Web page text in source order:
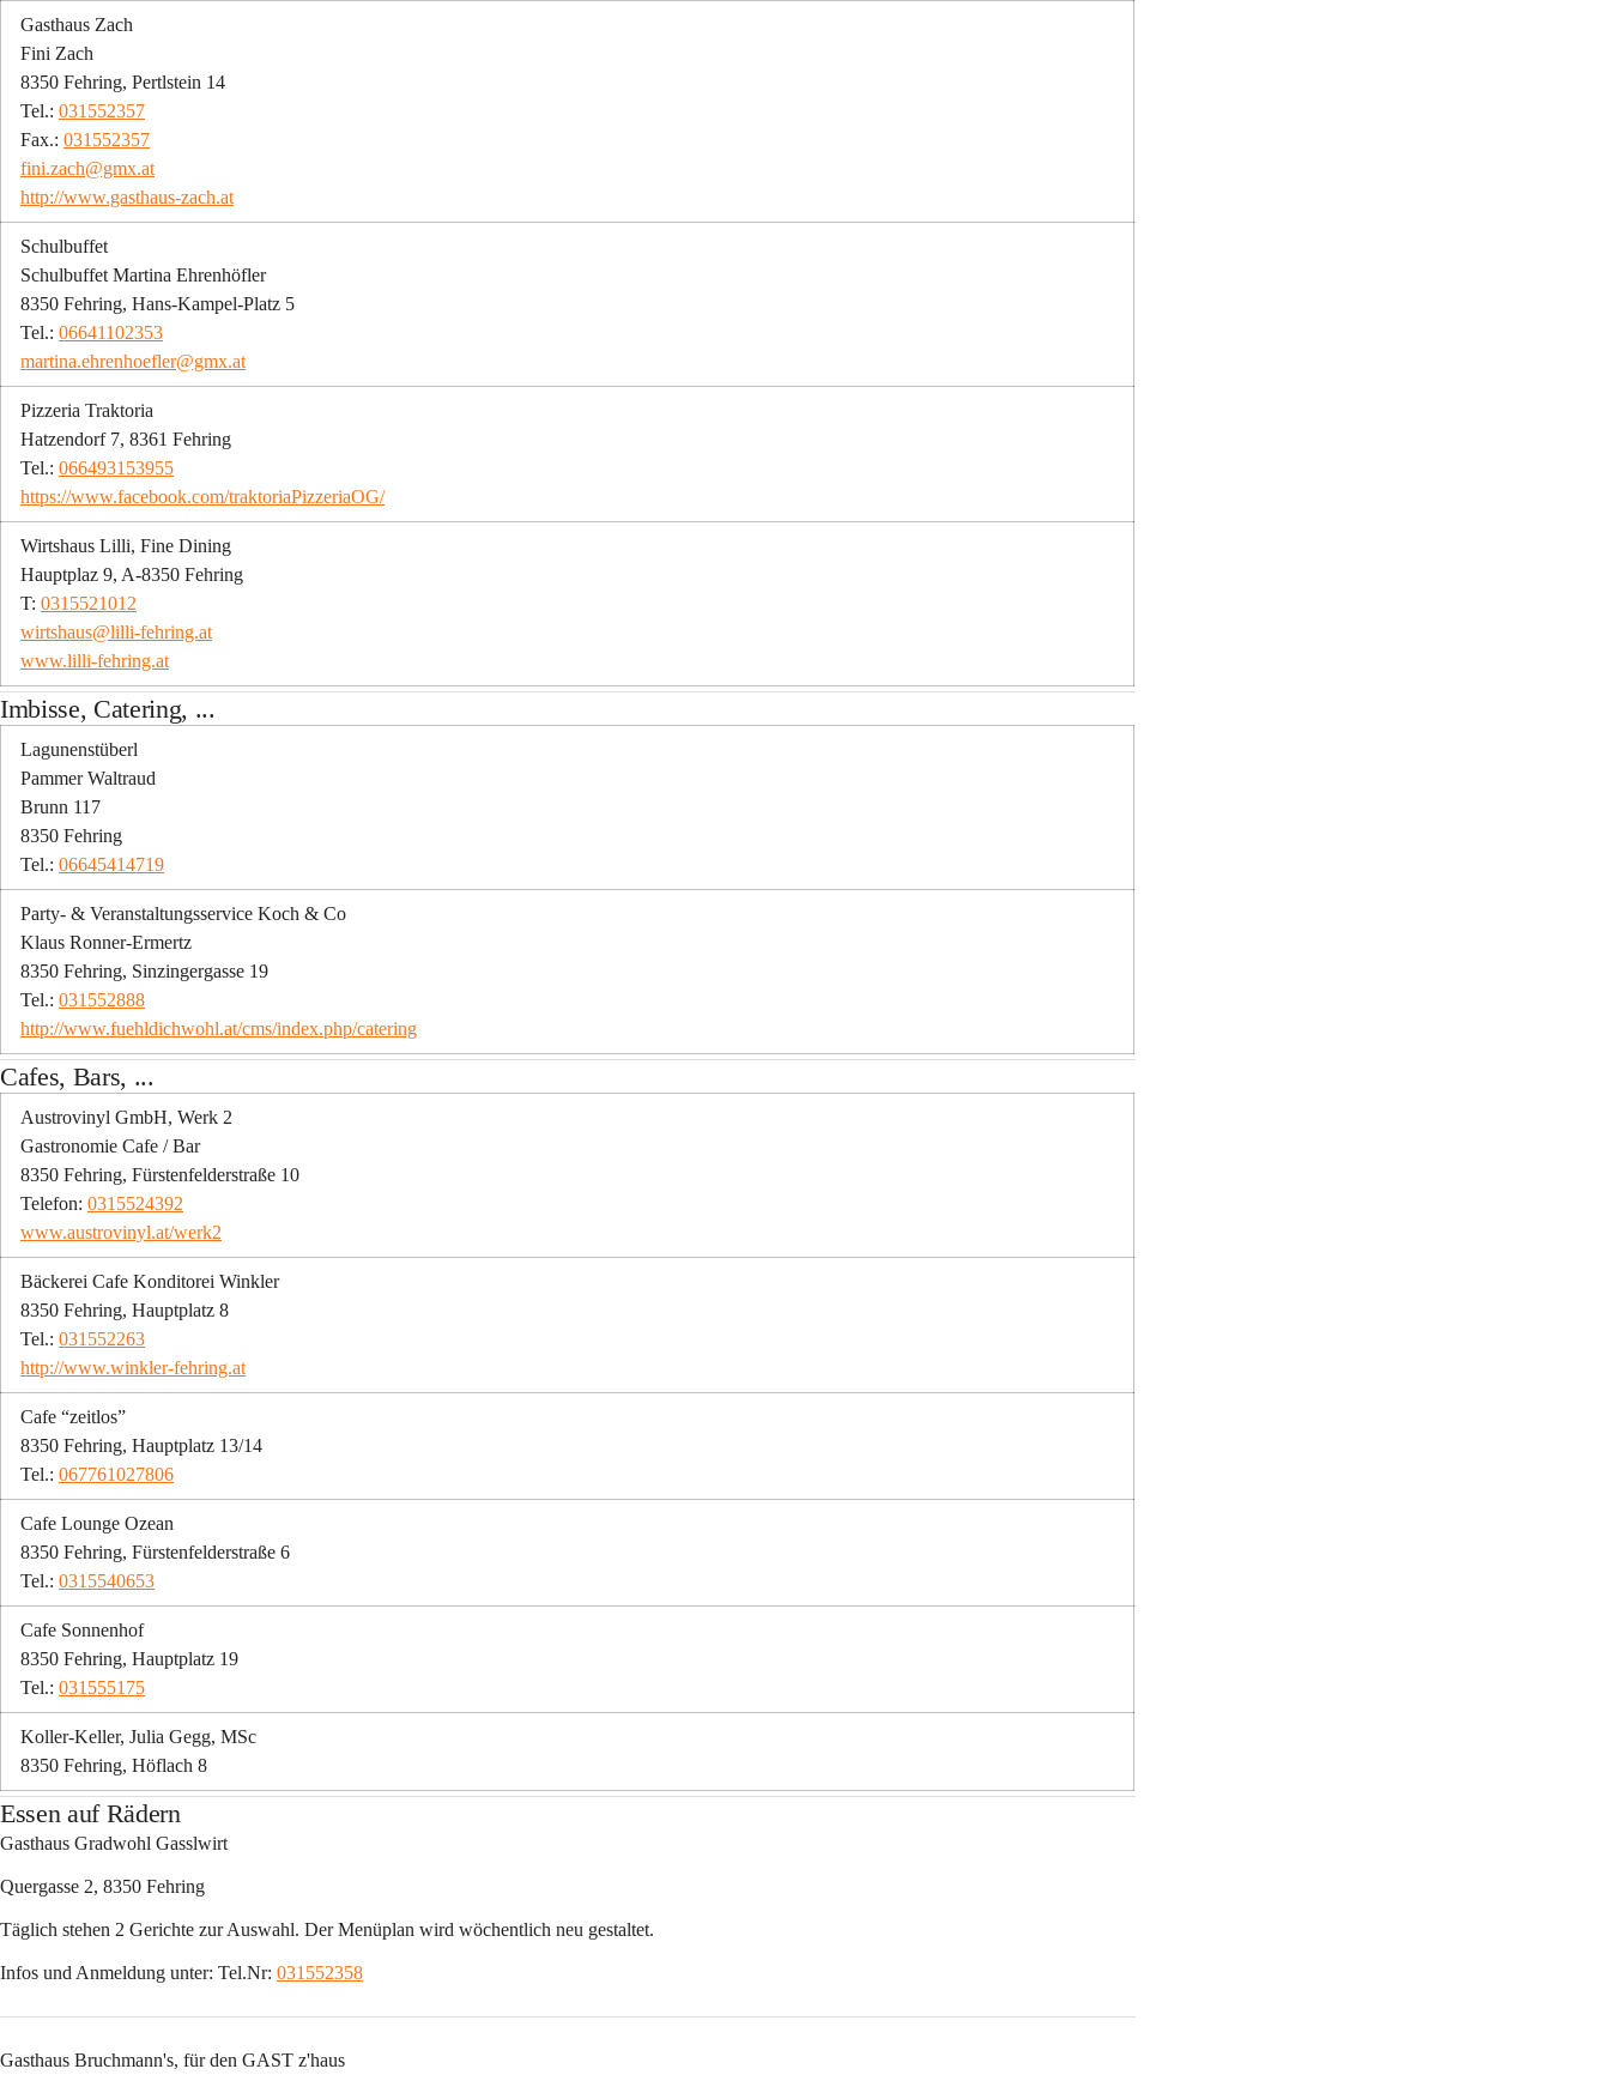
Gasthaus Zach
Fini Zach
8350 Fehring, Pertlstein 14
Tel.: 031552357
Fax.: 031552357
fini.zach@gmx.at
http://www.gasthaus-zach.at
Schulbuffet
Schulbuffet Martina Ehrenhöfler
8350 Fehring, Hans-Kampel-Platz 5
Tel.: 06641102353
martina.ehrenhoefler@gmx.at
Pizzeria Traktoria
Hatzendorf 7, 8361 Fehring
Tel.: 066493153955
https://www.facebook.com/traktoriaPizzeriaOG/
Wirtshaus Lilli, Fine Dining
Hauptplaz 9, A-8350 Fehring
T: 0315521012
wirtshaus@lilli-fehring.at
www.lilli-fehring.at
Imbisse, Catering, ...
Lagunenstüberl
Pammer Waltraud
Brunn 117
8350 Fehring
Tel.: 06645414719
Party- & Veranstaltungsservice Koch & Co
Klaus Ronner-Ermertz
8350 Fehring, Sinzingergasse 19
Tel.: 031552888
http://www.fuehldichwohl.at/cms/index.php/catering
Cafes, Bars, ...
Austrovinyl GmbH, Werk 2
Gastronomie Cafe / Bar
8350 Fehring, Fürstenfelderstraße 10
Telefon: 0315524392
www.austrovinyl.at/werk2
Bäckerei Cafe Konditorei Winkler
8350 Fehring, Hauptplatz 8
Tel.: 031552263
http://www.winkler-fehring.at
Cafe “zeitlos”
8350 Fehring, Hauptplatz 13/14
Tel.: 067761027806
Cafe Lounge Ozean
8350 Fehring, Fürstenfelderstraße 6
Tel.: 0315540653
Cafe Sonnenhof
8350 Fehring, Hauptplatz 19
Tel.: 031555175
Koller-Keller, Julia Gegg, MSc
8350 Fehring, Höflach 8
Essen auf Rädern
Gasthaus Gradwohl Gasslwirt
Quergasse 2, 8350 Fehring
Täglich stehen 2 Gerichte zur Auswahl. Der Menüplan wird wöchentlich neu gestaltet.
Infos und Anmeldung unter: Tel.Nr: 031552358
Gasthaus Bruchmann's, für den GAST z'haus